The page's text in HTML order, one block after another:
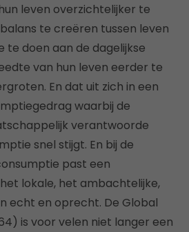
leven overzichtelijker te
te creëren tussen leven
te doen aan de dagelijkse
van hun leven eerder te
En dat uit zich in een
waarbij de
verantwoorde
snel stijgt. En bij de
past een
lokale, het ambachtelijke,
echt en oprecht. De Global
is voor velen niet langer een